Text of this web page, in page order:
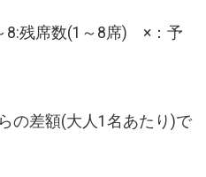
残席数(1～8席) ×：予
の差額(大人1名あたり)で